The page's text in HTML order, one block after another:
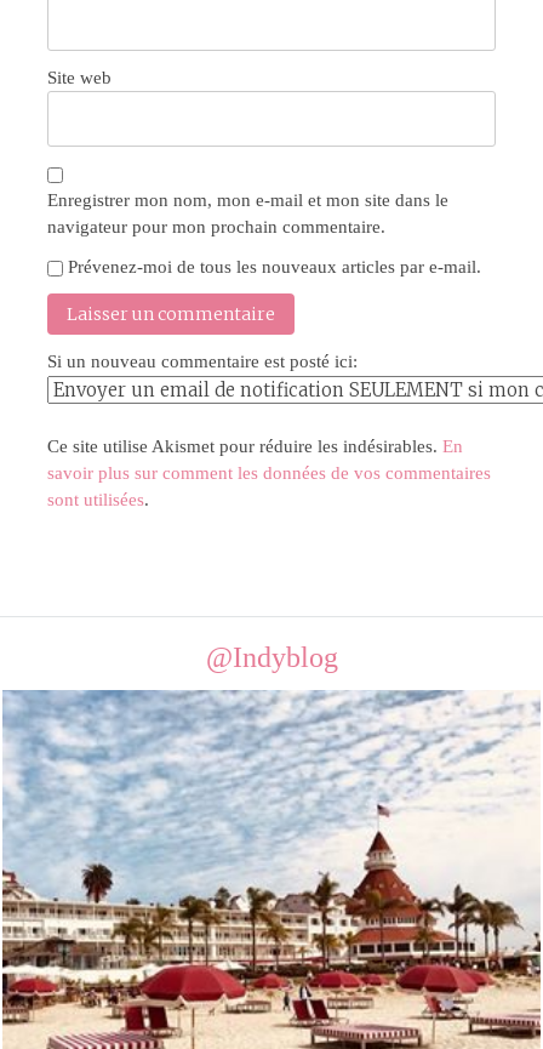
Site web
Enregistrer mon nom, mon e-mail et mon site dans le
navigateur pour mon prochain commentaire.
Prévenez-moi de tous les nouveaux articles par e-mail.
Si un nouveau commentaire est posté ici:
Ce site utilise Akismet pour réduire les indésirables. En
savoir plus sur comment les données de vos commentaires
sont utilisées.
@Indyblog